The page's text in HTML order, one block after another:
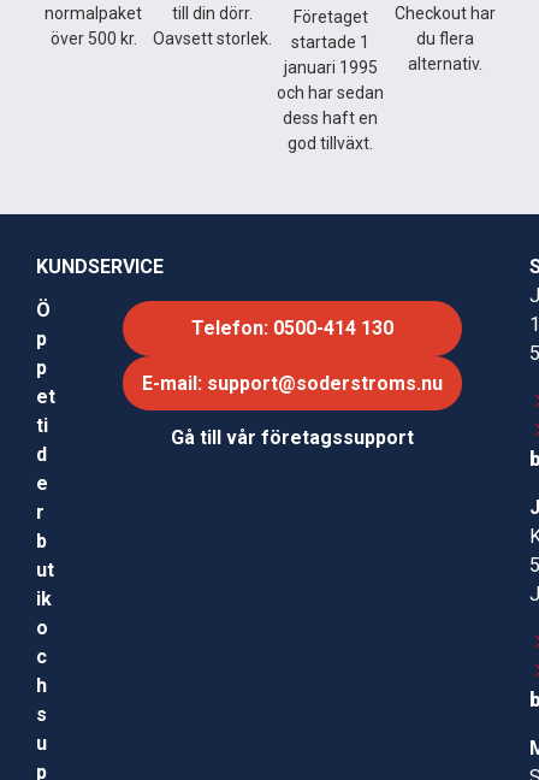
normalpaket
över 500 kr.
till din dörr.
Oavsett storlek.
Företaget
startade 1
januari 1995
och har sedan
dess haft en
god tillväxt.
Checkout har
du flera
alternativ.
KUNDSERVICE
Ö
p
p
et
ti
d
e
r
b
ut
ik
o
c
h
s
u
p
Telefon: 0500-414 130
E-mail: support@soderstroms.nu
Gå till vår företagssupport